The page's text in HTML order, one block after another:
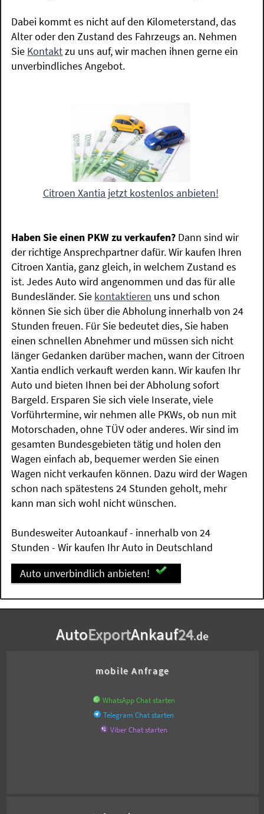
Dabei kommt es nicht auf den Kilometerstand, das
Alter oder den Zustand des Fahrzeugs an. Nehmen
Sie Kontaktzu uns auf, wir machen ihnen gerne ein
unverbindliches Angebot.
Citroen Xantia jetzt kostenlos anbieten!
Haben Sie einen PKW zu verkaufen? Dann sind wir
der richtige Ansprechpartner dafür. Wir kaufen Ihren
Citroen Xantia, ganz gleich, in welchem Zustand es
ist. Jedes Auto wird angenommen und das für alle
Bundesländer. Sie kontaktieren uns und schon
können Sie sich über die Abholung innerhalb von 24
Stunden freuen. Für Sie bedeutet dies, Sie haben
einen schnellen Abnehmer und müssen sich nicht
länger Gedanken darüber machen, wann der Citroen
Xantia endlich verkauft werden kann. Wir kaufen Ihr
Auto und bieten Ihnen bei der Abholung sofort
Bargeld. Ersparen Sie sich viele Inserate, viele
Vorführtermine, wir nehmen alle PKWs, ob nun mit
Motorschaden, ohne TÜV oder anderes. Wir sind im
gesamten Bundesgebieten tätig und holen den
Wagen einfach ab, bequemer werden Sie einen
Wagen nicht verkaufen können. Dazu wird der Wagen
schon nach spätestens 24 Stunden geholt, mehr
kann man sich wohl nicht wünschen.
Bundesweiter Autoankauf - innerhalb von 24
Stunden - Wir kaufen Ihr Auto in Deutschland
Auto unverbindlich anbieten!
AutoExportAnkauf24.de
mobile Anfrage
WhatsApp Chat starten
Telegram Chat starten
Viber Chat starten